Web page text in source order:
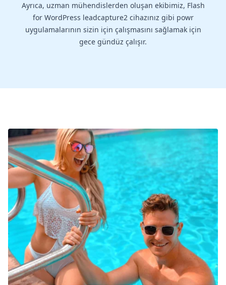
Ayrıca, uzman mühendislerden oluşan ekibimiz, Flash
for WordPress leadcapture2 cihazınız gibi powr
uygulamalarının sizin için çalışmasını sağlamak için
gece gündüz çalışır.